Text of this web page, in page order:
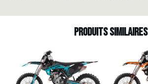
Produits similaires